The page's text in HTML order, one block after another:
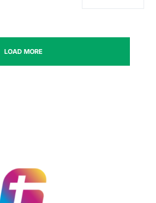
LOAD MORE